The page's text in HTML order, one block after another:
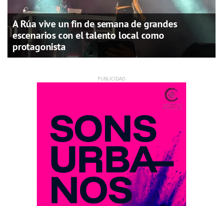
A Rúa vive un fin de semana de grandes
escenarios con el talento local como
protagonista